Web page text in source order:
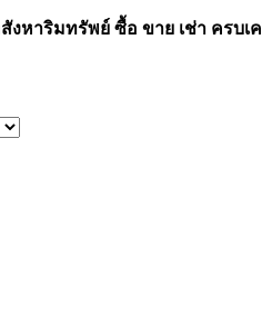
งหาริมทรัพย์ ซื้อ ขาย เช่า ครบ